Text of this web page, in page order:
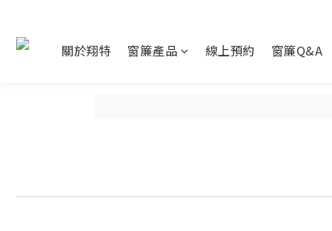
關於翔特 窗簾產品 線上預約 窗簾Q&A